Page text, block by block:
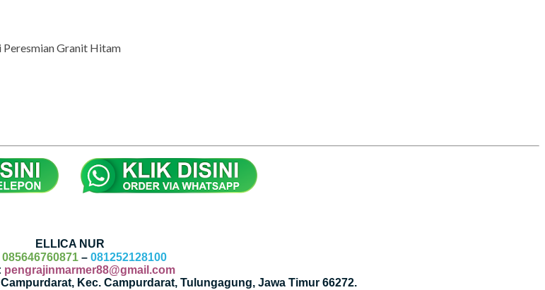
Peresmian Granit Hitam
ELLICA NUR
085646760871– 081252128100
pengrajinmarmer88@gmail.com
Kec. Campurdarat, Tulungagung, Jawa Timur 66272.